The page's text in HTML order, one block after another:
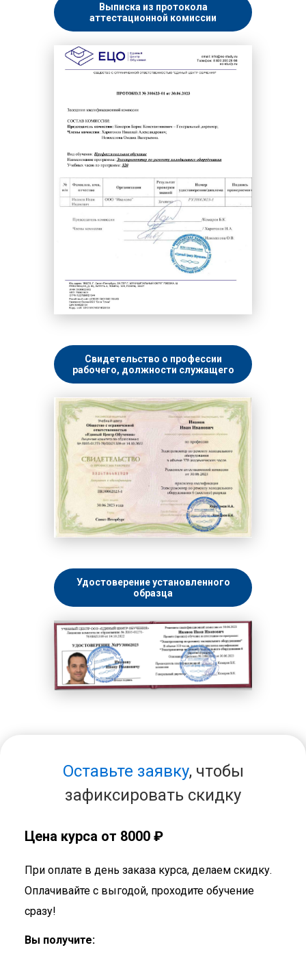
Выписка из протокола
аттестационной комиссии
Свидетельство о профессии
рабочего, должности служащего
Удостоверение установленного
образца
Оставьте заявку, чтобы
зафиксировать скидку
Цена курса от 8000 ₽
При оплате в день заказа курса, делаем скидку.
Оплачивайте с выгодой, проходите обучение
сразу!
Вы получите: